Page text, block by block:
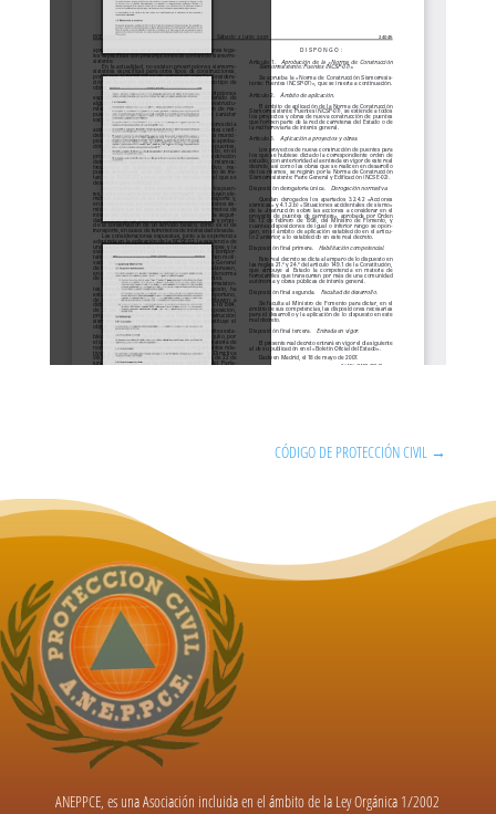
CÓDIGO DE PROTECCIÓN CIVIL →
ANEPPCE, es una Asociación incluida en el ámbito de la Ley Orgánica 1/2002